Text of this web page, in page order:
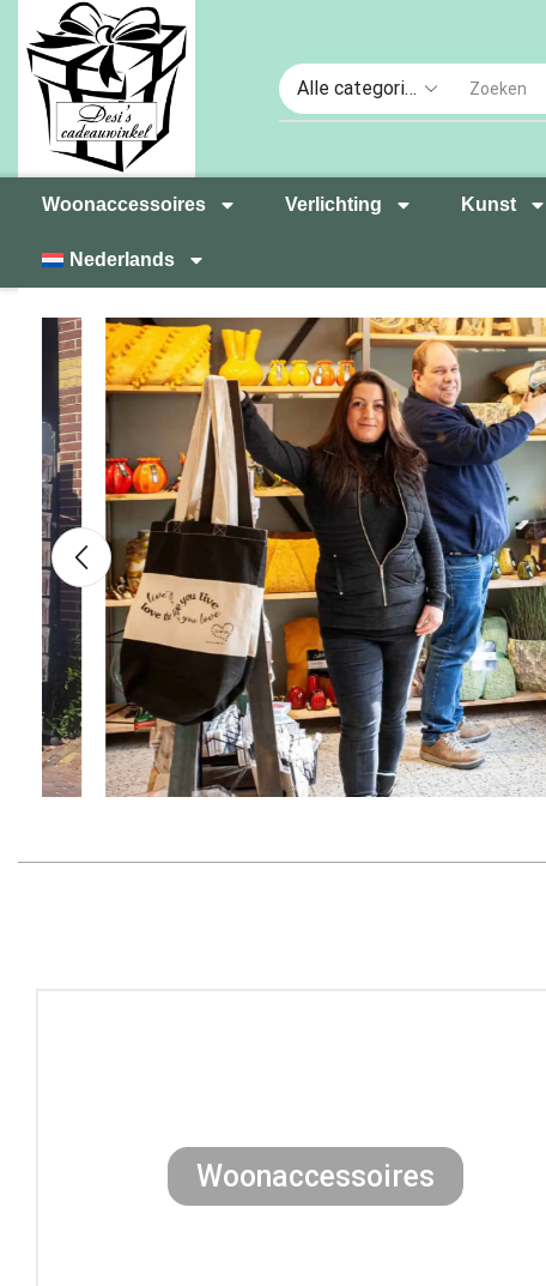
Woonaccessoires Verlichting Kunst
Nederlands
Glazen Dieren
Glasdier Eend
€14,95 Incl BTW
Woonaccessoires